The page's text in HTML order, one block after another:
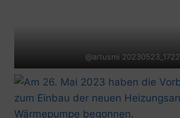
@artusmi 20230523_1722